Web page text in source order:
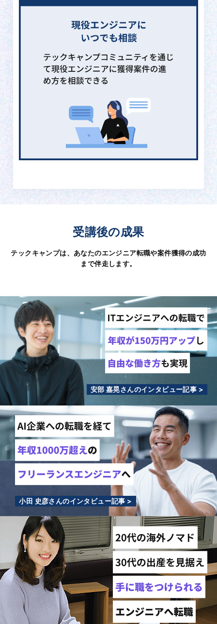
受講後の成果
テックキャンプは、あなたのエンジニア転職や案件獲得の成功
まで伴走します。
安部 嘉晃さんのインタビュー記事 >
小田 史彦さんのインタビュー記事 >